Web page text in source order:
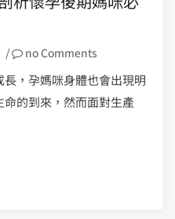
/ no Comments
，孕媽咪身體也會出現明
的到來，然而面對生產